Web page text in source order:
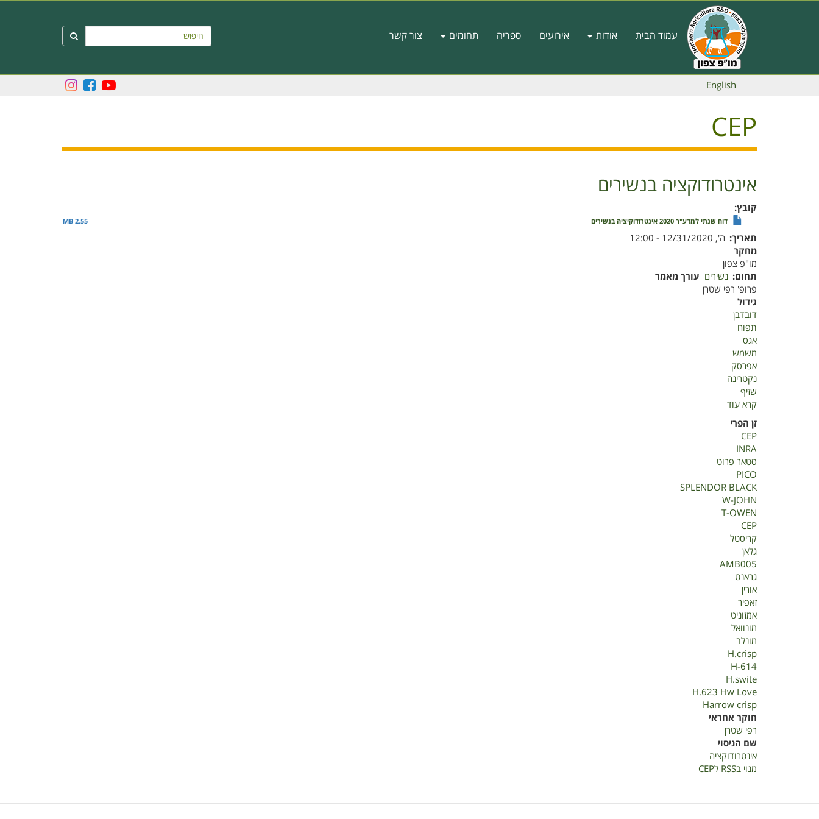
Main
navigation
עמוד הבית אודות אירועים ספריה תחומים צור קשר חיפוש 
English
CEP
אינטרודוקציה בנשירים
קובץ
דוח שנתי למדע"ר 2020 אינטרודוקיציה בנשירים 2.55 MB
תאריך ה', 12/31/2020 - 12:00
מחקר
מו"פ צפון
תחום נשירים עורך מאמר
פרופ' רפי שטרן
גידול
דובדבן
תפוח
אגס
משמש
אפרסק
נקטרינה
שזיף
קרא עוד
זן הפרי
CEP
INRA
סטאר פרוט
PICO
SPLENDOR BLACK
W-JOHN
T-OWEN
CEP
קריסטל
גלאן
AMB005
גראנט
אורין
זאפיר
אמזוניט
מונוואל
מונלב
H.crisp
H-614
H.swite
H.623 Hw Love
Harrow crisp
חוקר אחראי
רפי שטרן
שם הניסוי
אינטרודוקציה
מנוי בRSS לCEP